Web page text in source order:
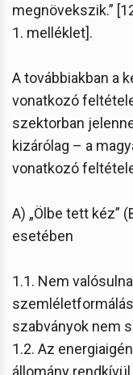
megnövekszik.”
1. melléklet].
A továbbiakban a
vonatkozó
szektorban
kizárólag – a
vonatkozó
A) „Ölbe tett kéz”
esetében
1.1. Nem
szabványok nem
1.2. Az
állomány